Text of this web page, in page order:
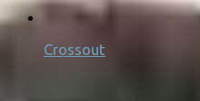
Crossout